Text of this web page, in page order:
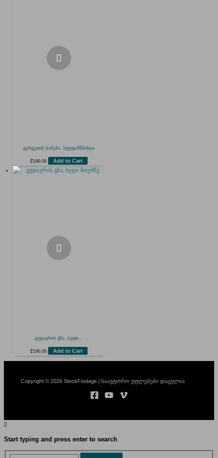
გერგეთის სამება, სტეფანწმინდა
₾ 190.00 Add to Cart
გუდაურის გზა, ხედი...
₾ 190.00 Add to Cart
Copyright © 2026 StockFootage | საავტორო უფლებები დაცულია
Start typing and press enter to search